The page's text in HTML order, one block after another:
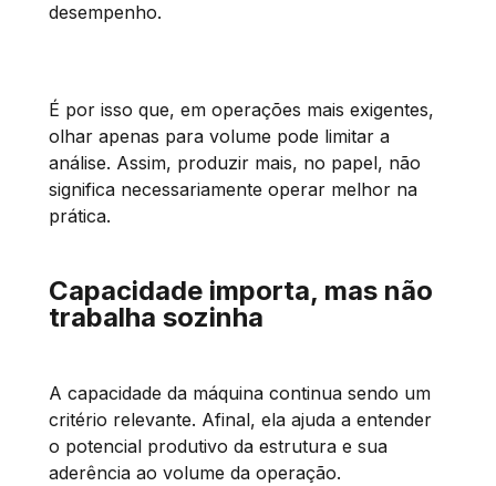
desempenho.
É por isso que, em operações mais exigentes,
olhar apenas para volume pode limitar a
análise. Assim, produzir mais, no papel, não
significa necessariamente operar melhor na
prática.
Capacidade importa, mas não
trabalha sozinha
A capacidade da máquina continua sendo um
critério relevante. Afinal, ela ajuda a entender
o potencial produtivo da estrutura e sua
aderência ao volume da operação.